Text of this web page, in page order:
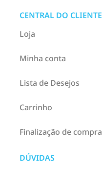
CENTRAL DO CLIENTE
Loja
Minha conta
Lista de Desejos
Carrinho
Finalização de compra
DÚVIDAS